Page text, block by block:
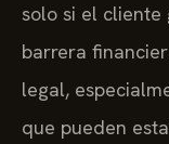
solo si el cliente
barrera
legal,
que pueden